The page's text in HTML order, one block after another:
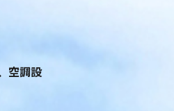
空調設